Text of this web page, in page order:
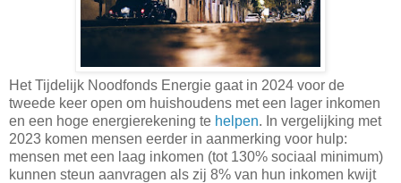
Het Tijdelijk Noodfonds Energie gaat in 2024 voor de
tweede keer open om huishoudens met een lager inkomen
en een hoge energierekening te helpen. In vergelijking met
2023 komen mensen eerder in aanmerking voor hulp:
mensen met een laag inkomen (tot 130% sociaal minimum)
kunnen steun aanvragen als zij 8% van hun inkomen kwijt